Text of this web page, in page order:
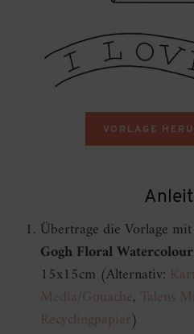
VORLAGE
Übertrage die Vorlage
Gogh Floral
15x15cm (Alternativ:
Media/Gouache, Talens
Recyclingpapier)